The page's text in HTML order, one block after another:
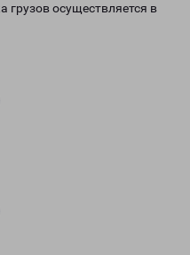
грузов осуществляется в